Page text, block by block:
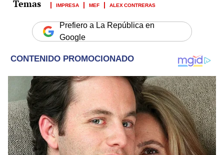
IMPRESA MEF ALEX CONTRERAS
Prefiero a La República en
Google